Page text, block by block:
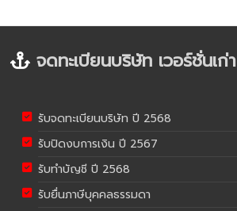
จดทะเบียนบริษัท เวอร์ชั่นเก่า
รับจดทะเบียนบริษัท ปี 2568
รับปิดงบการเงิน ปี 2567
รับทำบัญชี ปี 2568
รับยื่นภาษีบุคคลธรรมดา